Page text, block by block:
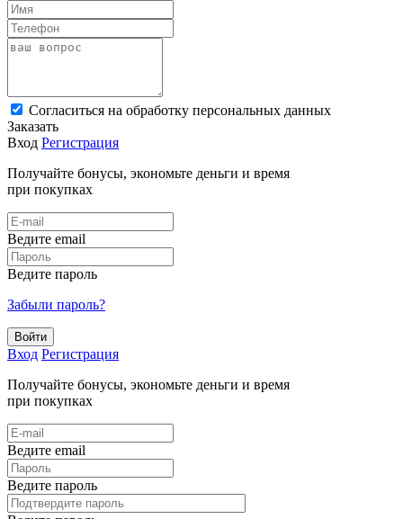
Cогласиться на обработку персональных данных
Заказать
Вход Регистрация
Получайте бонусы, экономьте деньги и время
при покупках
Ведите email
Ведите пароль
Забыли пароль?
Войти
Вход Регистрация
Получайте бонусы, экономьте деньги и время
при покупках
Ведите email
Ведите пароль